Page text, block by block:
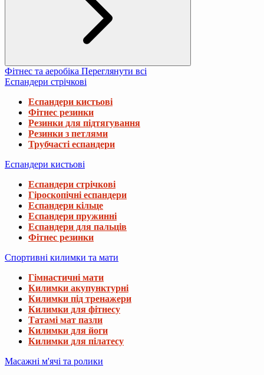
Фітнес та аеробіка Переглянути всі
Еспандери стрічкові
Еспандери кистьові
Фітнес резинки
Резинки для підтягування
Резинки з петлями
Трубчасті еспандери
Еспандери кистьові
Еспандери стрічкові
Гіроскопічні еспандери
Еспандери кільце
Еспандери пружинні
Еспандери для пальців
Фітнес резинки
Спортивні килимки та мати
Гімнастичні мати
Килимки акупунктурні
Килимки під тренажери
Килимки для фітнесу
Татамі мат пазли
Килимки для йоги
Килимки для пілатесу
Масажні м'ячі та ролики